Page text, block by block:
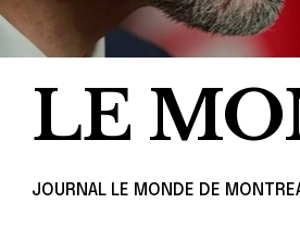
LE
JOURNAL LE MONDE DE